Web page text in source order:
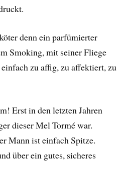
denn ein parfümierter
Smoking, mit seiner Fliege
zu affig, zu affektiert, zu
Erst in den letzten Jahren
dieser Mel Tormé war.
Mann ist einfach Spitze.
über ein gutes, sicheres